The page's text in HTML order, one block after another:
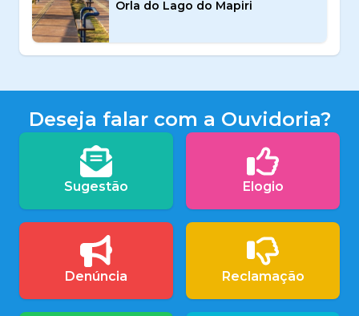
Orla do Lago do Mapiri
Deseja falar com a Ouvidoria?
Sugestão Elogio
Denúncia Reclamação